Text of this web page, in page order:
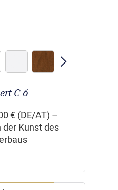
C 6
€ (DE/AT) –
der Kunst des